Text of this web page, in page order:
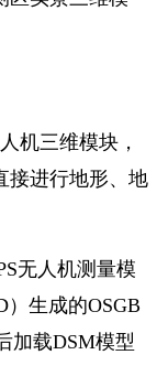
机三维模块，
接进行地形、地
无人机测量模
）生成的OSGB
加载DSM模型